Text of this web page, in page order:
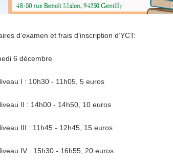
d’examen et frais d’inscription d’YCT:
6 décembre
I : 10h30 - 11h05, 5 euros
II : 14h00 - 14h50, 10 euros
III : 11h45 - 12h45, 15 euros
IV : 15h30 - 16h55, 20 euros